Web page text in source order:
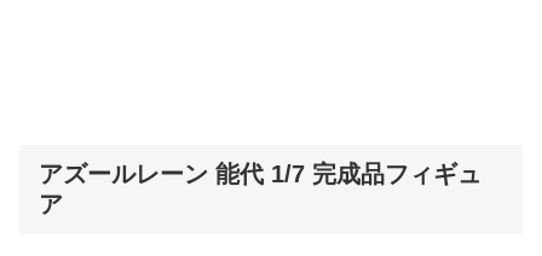
アズールレーン 能代 1/7 完成品フィギュ
ア